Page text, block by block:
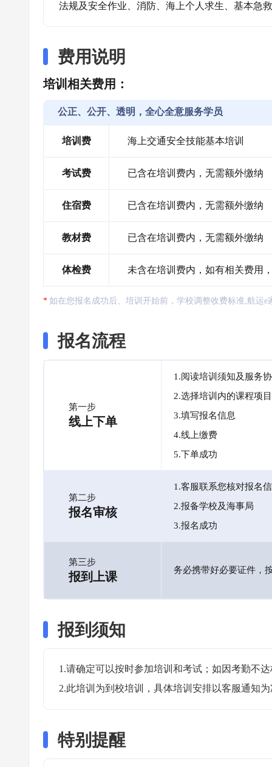
法规及安全作业、消防、海上个人求生、基本急
费用说明
培训相关费用：
公正、公开、透明，全心全意服务学员
培训费 海上交通安全技能基本培训
考试费 已含在培训费内，无需额外缴纳
住宿费 已含在培训费内，无需额外缴纳
教材费 已含在培训费内，无需额外缴纳
体检费 未含在培训费内，如有相关费用
如在您报名成功后、培训开始前，学校调整收费标准,航运
报名流程
第一步
线上下单
1.阅读培训须知及服务
2.选择培训内的课程项目
3.填写报名信息
4.线上缴费
5.下单成功
第二步
报名审核
1.客服联系您核对报名
2.报备学校及海事局
3.报名成功
第三步
报到上课 务必携带好必要证件，
报到须知
1.请确定可以按时参加培训和考试；如因考勤不
2.此培训为到校培训，具体培训安排以客服通知
特别提醒